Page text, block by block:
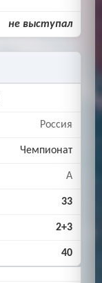
не выступал
Россия
Чемпионат
A
33
2+3
40